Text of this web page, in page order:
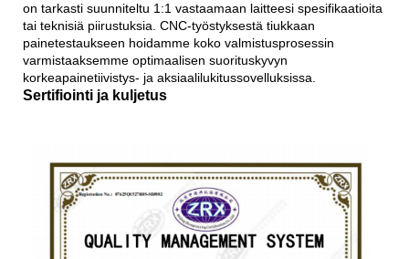
on tarkasti suunniteltu 1:1 vastaamaan laitteesi spesifikaatioita
tai teknisiä piirustuksia. CNC-työstyksestä tiukkaan
painetestaukseen hoidamme koko valmistusprosessin
varmistaaksemme optimaalisen suorituskyvyn
korkeapainetiivistys- ja aksiaalilukitussovelluksissa.
Sertifiointi ja kuljetus